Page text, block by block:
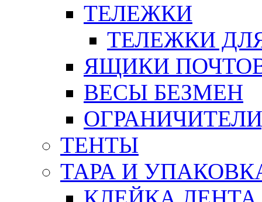
ТЕЛЕЖКИ
ТЕЛЕЖКИ
ЯЩИКИ
ВЕСЫ БЕЗМЕН
ТЕНТЫ
ТАРА И